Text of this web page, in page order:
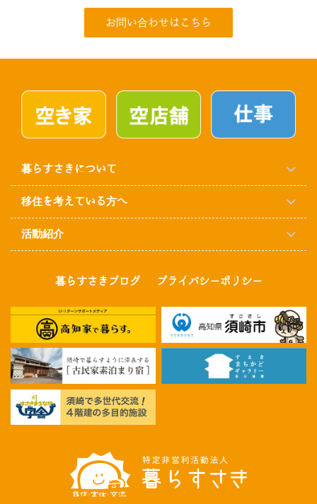
お問い合わせはこちら
暮らすさきについて
移住を考えている方へ
活動紹介
暮らすさきブログ プライバシーポリシー